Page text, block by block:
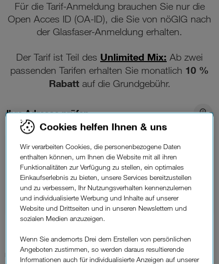
Für die Tarif-Anmeldung brauchen Sie nur die
Open Acces ID (OA-ID), die Sie von nöGIG nach
der Glasfaser-Anmeldung erhalten.
Der Tarif ist Teil des Unlimited Mix: Ab zwei
passenden Tarifen erhalten Sie monatlich 10 %
Rabattauf die Grundgebühr.
Ihre Adresse prüfen
Unlimitiertes Datenvolumen
1000 Mbit/sDownload max.
300 Mbit/s Upload max.
Erhältlich als
Glasfaser
114,90 €*
Monatlich
Cookies helfen Ihnen & uns
Wir verarbeiten Cookies, die personenbezogene Daten
enthalten können, um Ihnen die Website mit all ihren
Funktionalitäten zur Verfügung zu stellen, ein optimales
Einkaufserlebnis zu bieten, unsere Services bereitzustellen
und zu verbessern, Ihr Nutzungsverhalten kennenzulernen
und individualisierte Werbung und Inhalte auf unserer
Website und Drittseiten und in unseren Newslettern und
sozialen Medien anzuzeigen.
Wenn Sie andernorts Drei dem Erstellen von persönlichen
Angeboten zustimmen, so werden daraus resultierende
Informationen auch für individualisierte Anzeigen auf unserer